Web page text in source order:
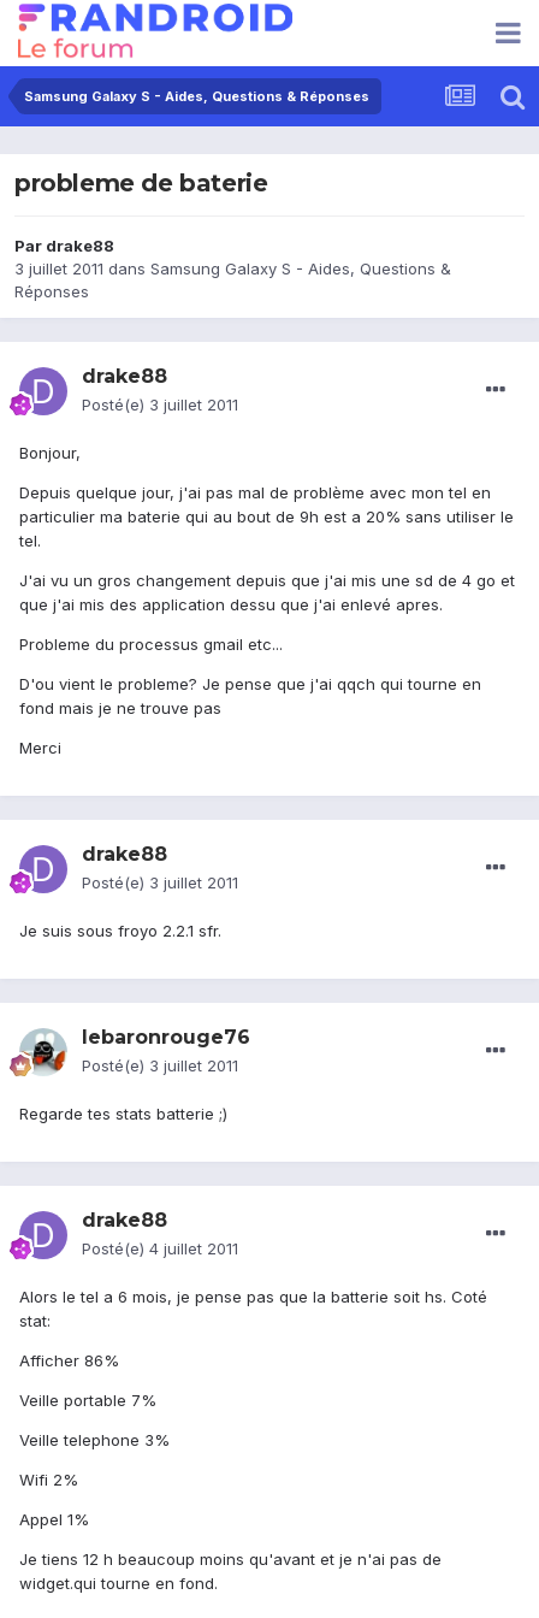
Samsung Galaxy S - Aides, Questions & Réponses
probleme de baterie
Par drake88
3 juillet 2011 dans Samsung Galaxy S - Aides, Questions &
Réponses
drake88
Posté(e) 3 juillet 2011
Bonjour,
Depuis quelque jour, j'ai pas mal de problème avec mon tel en
particulier ma baterie qui au bout de 9h est a 20% sans utiliser le
tel.
J'ai vu un gros changement depuis que j'ai mis une sd de 4 go et
que j'ai mis des application dessu que j'ai enlevé apres.
Probleme du processus gmail etc...
D'ou vient le probleme? Je pense que j'ai qqch qui tourne en
fond mais je ne trouve pas
Merci
drake88
Posté(e) 3 juillet 2011
Je suis sous froyo 2.2.1 sfr.
lebaronrouge76
Posté(e) 3 juillet 2011
Regarde tes stats batterie ;)
drake88
Posté(e) 4 juillet 2011
Alors le tel a 6 mois, je pense pas que la batterie soit hs. Coté
stat:
Afficher 86%
Veille portable 7%
Veille telephone 3%
Wifi 2%
Appel 1%
Je tiens 12 h beaucoup moins qu'avant et je n'ai pas de
widget.qui tourne en fond.